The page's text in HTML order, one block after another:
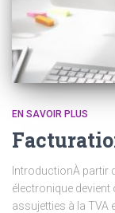
EN SAVOIR PLUS
IntroductionÀ partir
électronique
assujetties à la TVA